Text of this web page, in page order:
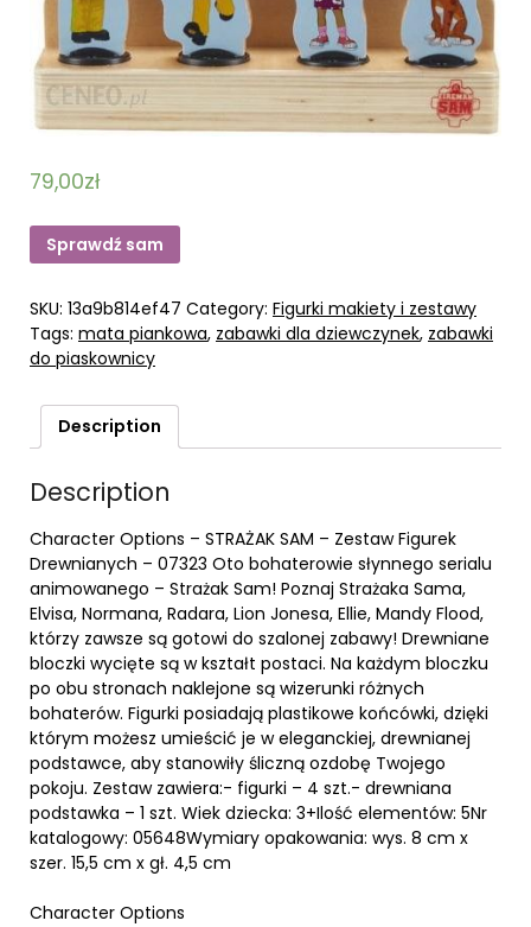
79,00zł
Sprawdź sam
SKU: 13a9b814ef47 Category: Figurki makiety i zestawy
Tags: mata piankowa, zabawki dla dziewczynek, zabawki
do piaskownicy
Description
Description
Character Options – STRAŻAK SAM – Zestaw Figurek
Drewnianych – 07323 Oto bohaterowie słynnego serialu
animowanego – Strażak Sam! Poznaj Strażaka Sama,
Elvisa, Normana, Radara, Lion Jonesa, Ellie, Mandy Flood,
którzy zawsze są gotowi do szalonej zabawy! Drewniane
bloczki wycięte są w kształt postaci. Na każdym bloczku
po obu stronach naklejone są wizerunki różnych
bohaterów. Figurki posiadają plastikowe końcówki, dzięki
którym możesz umieścić je w eleganckiej, drewnianej
podstawce, aby stanowiły śliczną ozdobę Twojego
pokoju. Zestaw zawiera:- figurki – 4 szt.- drewniana
podstawka – 1 szt. Wiek dziecka: 3+Ilość elementów: 5Nr
katalogowy: 05648Wymiary opakowania: wys. 8 cm x
szer. 15,5 cm x gł. 4,5 cm
Character Options